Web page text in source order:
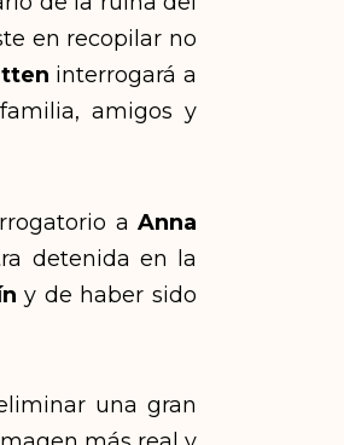
en recopilar no
interrogará a
amigos y
a Anna
detenida en la
y de haber sido
una gran